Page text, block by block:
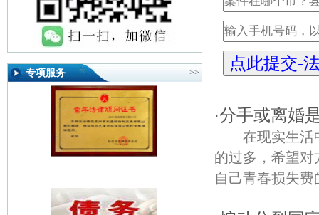
专项服务 >>
·分手或离婚
在现实生活
的过多，希望
自己青春损失